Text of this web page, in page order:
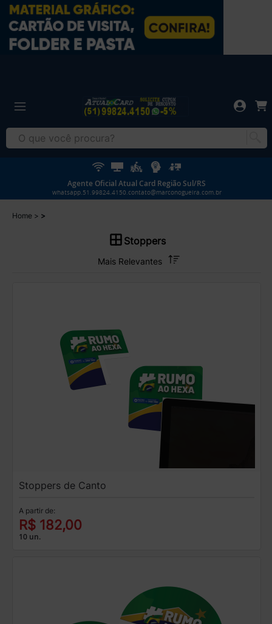
Agente Oficial Atual Card Região Sul/RS
whatsapp.51.99824.4150.contato@marconogueira.com.br
Home
Stoppers
Stoppers de Canto
A partir de:
R$ 182,00
10 un.